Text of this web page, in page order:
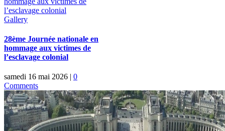
l’esclavage colonial
Gallery
28ème Journée nationale en
hommage aux victimes de
l’esclavage colonial
samedi 16 mai 2026 | 0
Comments